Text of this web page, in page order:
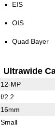
EIS
OIS
Quad Bayer
Ultrawide
12-MP
f/2.2
16mm
Small